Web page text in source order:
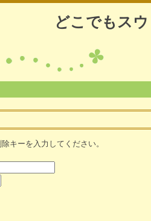
どこでもス
キーを入力してください。